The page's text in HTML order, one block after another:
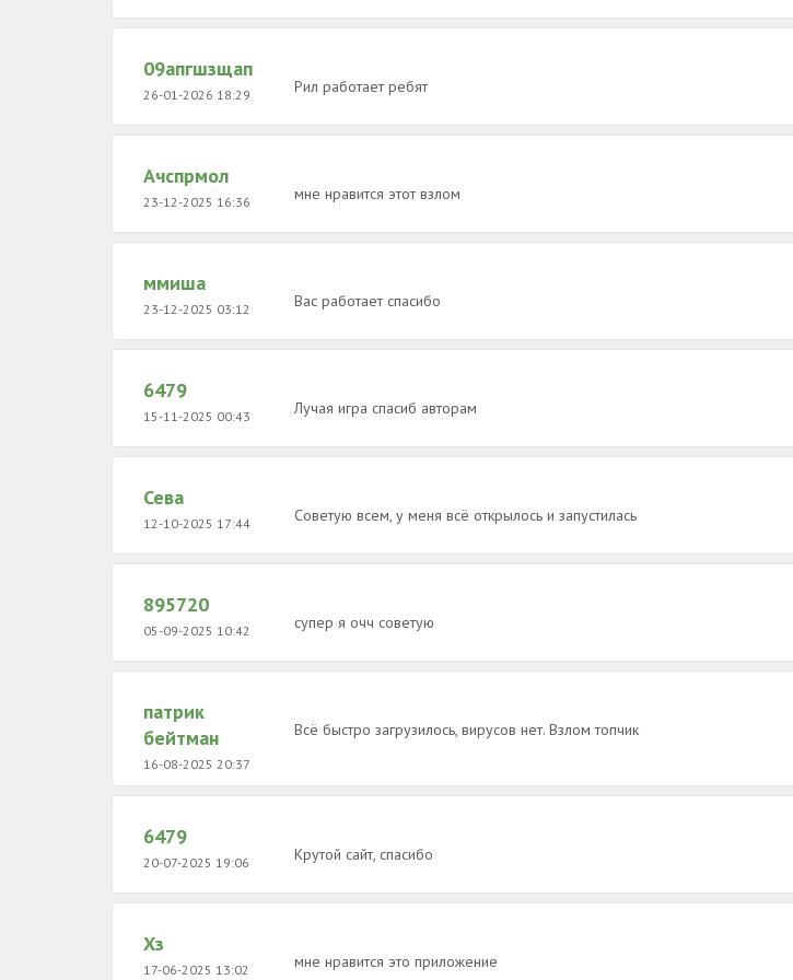
09апгшзщап
26-01-2026 18:29 Рил работает ребят
Ачспрмол
23-12-2025 16:36 мне нравится этот взлом
ммиша
23-12-2025 03:12 Вас работает спасибо
6479
15-11-2025 00:43 Лучая игра спасиб авторам
Сева
12-10-2025 17:44 Советую всем, у меня всё открылось и запустилась
895720
05-09-2025 10:42 супер я очч советую
патрик
бейтман
16-08-2025 20:37
Всё быстро загрузилось, вирусов нет. Взлом топчик
6479
20-07-2025 19:06 Крутой сайт, спасибо
Хз
17-06-2025 13:02 мне нравится это приложение